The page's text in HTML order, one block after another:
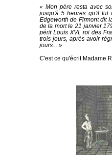
« Mon père resta avec
jusqu'à 5 heures qu'il fut
Edgeworth de Firmont dit
de la mort le 21 janvier
périt Louis XVI, roi des
trois jours, après avoir
jours... »
C'est ce qu'écrit Madame